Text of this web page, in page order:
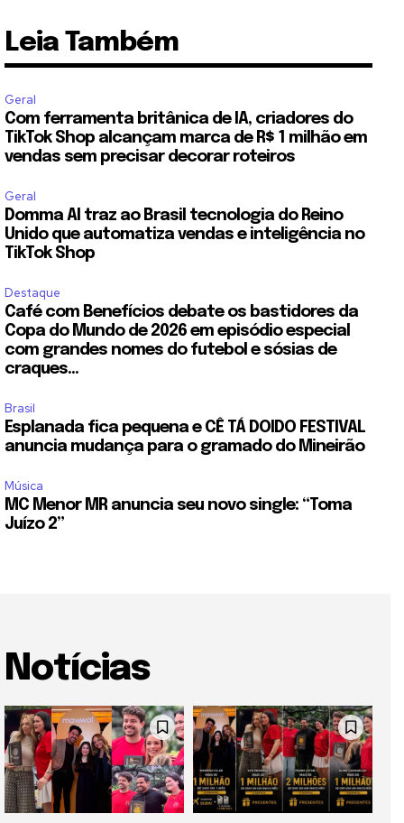
Leia Também
Geral
Com ferramenta britânica de IA, criadores do
TikTok Shop alcançam marca de R$ 1 milhão em
vendas sem precisar decorar roteiros
Geral
Domma AI traz ao Brasil tecnologia do Reino
Unido que automatiza vendas e inteligência no
TikTok Shop
Destaque
Café com Benefícios debate os bastidores da
Copa do Mundo de 2026 em episódio especial
com grandes nomes do futebol e sósias de
craques...
Brasil
Esplanada fica pequena e CÊ TÁ DOIDO FESTIVAL
anuncia mudança para o gramado do Mineirão
Música
MC Menor MR anuncia seu novo single: “Toma
Juízo 2”
Notícias